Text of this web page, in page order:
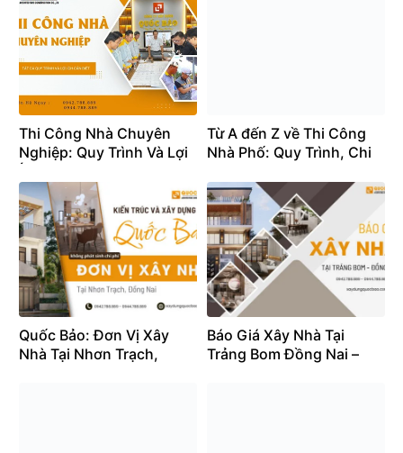
Thi Công Nhà Chuyên
Nghiệp: Quy Trình Và Lợi
Từ A đến Z về Thi Công
Nhà Phố: Quy Trình, Chi
Quốc Bảo: Đơn Vị Xây
Nhà Tại Nhơn Trạch,
Báo Giá Xây Nhà Tại
Trảng Bom Đồng Nai –